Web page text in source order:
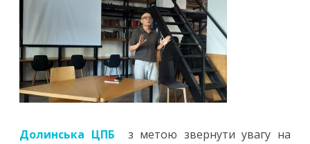
Долинська ЦПБ з метою звернути увагу на